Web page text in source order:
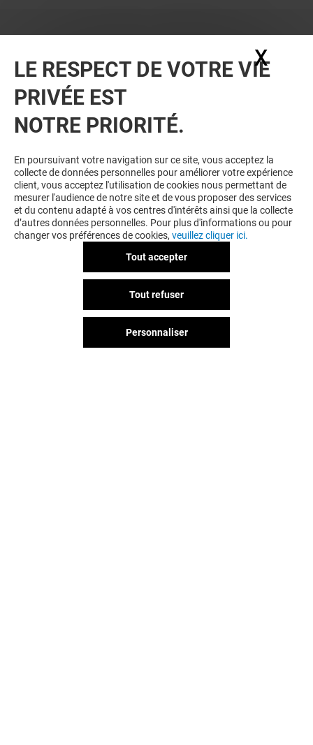
LE RESPECT DE VOTRE VIE
PRIVÉE EST
NOTRE PRIORITÉ.
En poursuivant votre navigation sur ce site, vous acceptez la
collecte de données personnelles pour améliorer votre expérience
client, vous acceptez l'utilisation de cookies nous permettant de
mesurer l'audience de notre site et de vous proposer des services
et du contenu adapté à vos centres d'intérêts ainsi que la collecte
d’autres données personnelles. Pour plus d'informations ou pour
changer vos préférences de cookies, veuillez cliquer ici.
Tout accepter
Tout refuser
Personnaliser
X